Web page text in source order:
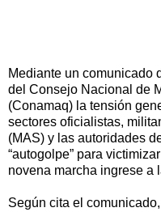
Mediante un comunicado
del Consejo Nacional de
(Conamaq) la tensión
sectores oficialistas,
(MAS) y las autoridades
“autogolpe” para
novena marcha ingrese a
Según cita el